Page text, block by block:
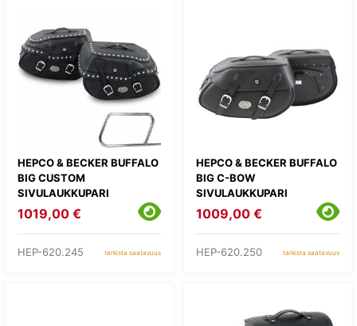
HEPCO & BECKER BUFFALO
BIG CUSTOM
SIVULAUKKUPARI
1019,00 €
HEP-620.245 tarkista saatavuus
HEPCO & BECKER BUFFALO
BIG C-BOW
SIVULAUKKUPARI
1009,00 €
HEP-620.250 tarkista saatavuus